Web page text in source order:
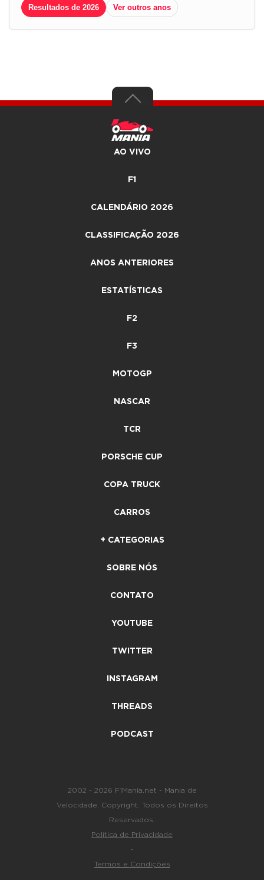
Resultados de 2026 Ver outros anos
AO VIVO
F1
CALENDÁRIO 2026
CLASSIFICAÇÃO 2026
ANOS ANTERIORES
ESTATÍSTICAS
F2
F3
MOTOGP
NASCAR
TCR
PORSCHE CUP
COPA TRUCK
CARROS
+ CATEGORIAS
SOBRE NÓS
CONTATO
YOUTUBE
TWITTER
INSTAGRAM
THREADS
PODCAST
2002 - 2026 F1Mania.net - Mania de
Velocidade. Copyright. Todos os Direitos
Reservados.
Política de Privacidade
-
Termos e Condições